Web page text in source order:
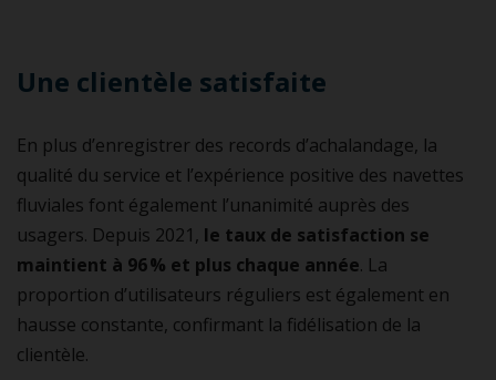
Une clientèle satisfaite
En plus d’enregistrer des records d’achalandage, la
qualité du service et l’expérience positive des navettes
fluviales font également l’unanimité auprès des
usagers. Depuis 2021, le taux de satisfaction se
maintient à 96 % et plus chaque année. La
proportion d’utilisateurs réguliers est également en
hausse constante, confirmant la fidélisation de la
clientèle.